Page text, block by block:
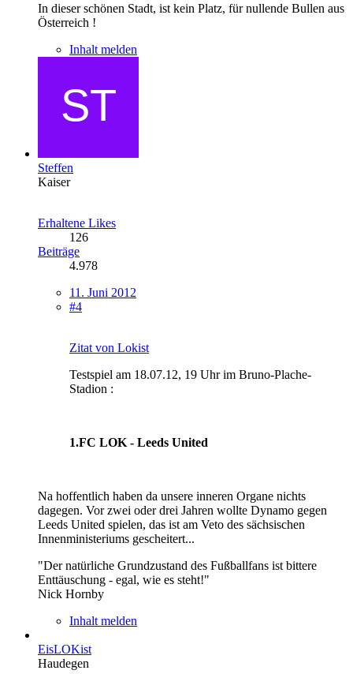
In dieser schönen Stadt, ist kein Platz, für nullende Bullen aus
Österreich !
Inhalt melden
Steffen
Kaiser
Erhaltene Likes
126
Beiträge
4.978
11. Juni 2012
#4
Zitat von Lokist
Testspiel am 18.07.12, 19 Uhr im Bruno-Plache-
Stadion :
1.FC LOK - Leeds United
Na hoffentlich haben da unsere inneren Organe nichts
dagegen. Vor zwei oder drei Jahren wollte Dynamo gegen
Leeds United spielen, das ist am Veto des sächsischen
Innenministeriums gescheitert...
"Der natürliche Grundzustand des Fußballfans ist bittere
Enttäuschung - egal, wie es steht!"
Nick Hornby
Inhalt melden
EisLOKist
Haudegen